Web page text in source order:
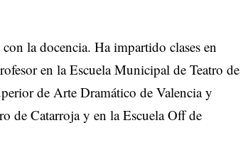
la docencia. Ha impartido clases en
en la Escuela Municipal de Teatro de
de Arte Dramático de Valencia y
de Catarroja y en la Escuela Off de